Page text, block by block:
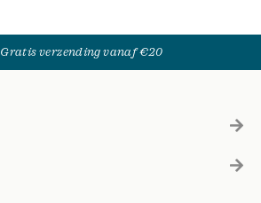
Gratis verzending vanaf €20